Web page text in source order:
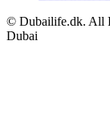
© Dubailife.dk. All
Dubai